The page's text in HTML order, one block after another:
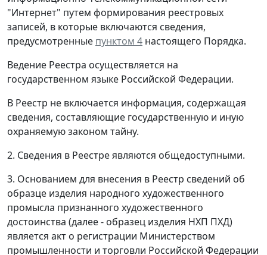
"Интернет" путем формирования реестровых
записей, в которые включаются сведения,
предусмотренные пунктом 4 настоящего Порядка.
Ведение Реестра осуществляется на
государственном языке Российской Федерации.
В Реестр не включается информация, содержащая
сведения, составляющие государственную и иную
охраняемую законом тайну.
2. Сведения в Реестре являются общедоступными.
3. Основанием для внесения в Реестр сведений об
образце изделия народного художественного
промысла признанного художественного
достоинства (далее - образец изделия НХП ПХД)
является акт о регистрации Министерством
промышленности и торговли Российской Федерации